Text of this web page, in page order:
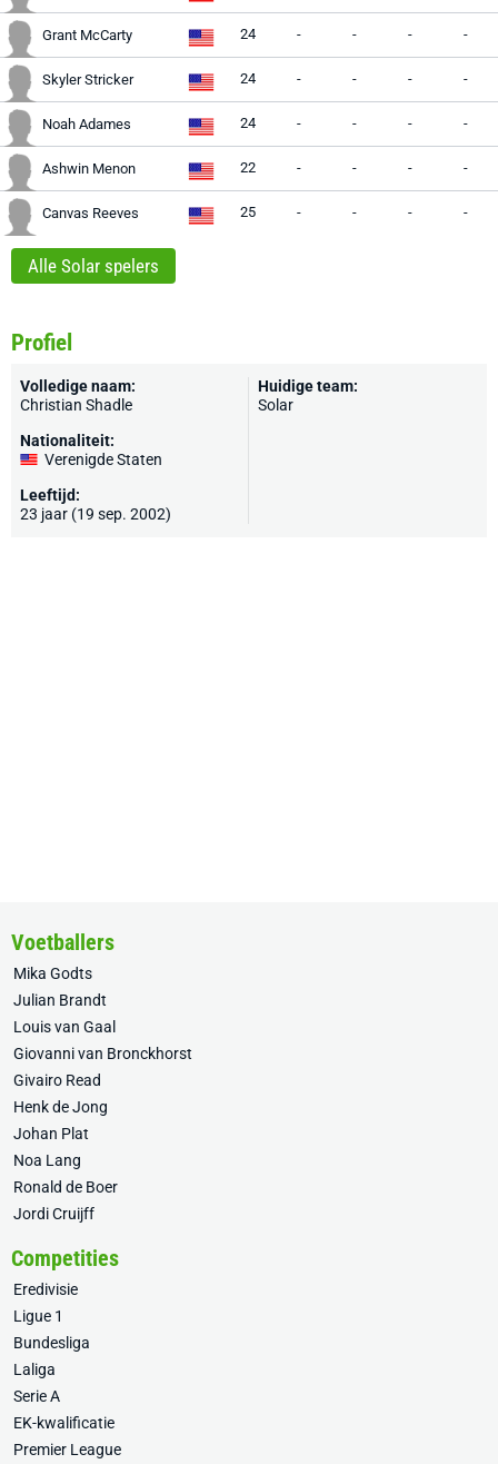
Grant McCarty 24 - - - -
Skyler Stricker 24 - - - -
Noah Adames 24 - - - -
Ashwin Menon 22 - - - -
Canvas Reeves 25 - - - -
Alle Solar spelers
Profiel
Volledige naam:
Christian Shadle
Nationaliteit:
Verenigde Staten
Leeftijd:
23 jaar (19 sep. 2002)
Huidige team:
Solar
Voetballers
Mika Godts
Julian Brandt
Louis van Gaal
Giovanni van Bronckhorst
Givairo Read
Henk de Jong
Johan Plat
Noa Lang
Ronald de Boer
Jordi Cruijff
Competities
Eredivisie
Ligue 1
Bundesliga
Laliga
Serie A
EK-kwalificatie
Premier League